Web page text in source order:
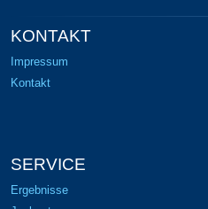
KONTAKT
Impressum
Kontakt
SERVICE
Ergebnisse